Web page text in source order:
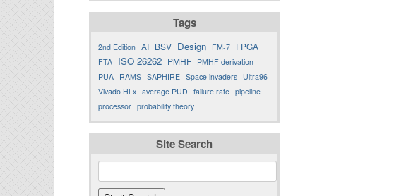
Tags
2nd Edition AI BSV Design FM-7 FPGA
FTA ISO 26262 PMHF PMHF derivation
PUA RAMS SAPHIRE Space invaders Ultra96
Vivado HLx average PUD failure rate pipeline
processor probability theory
Site Search